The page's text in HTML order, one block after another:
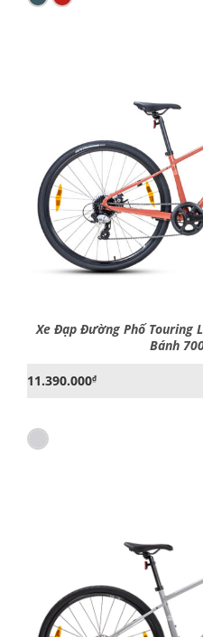
Xe Đạp Đường Phố Touring
Bánh
11.390.000₫